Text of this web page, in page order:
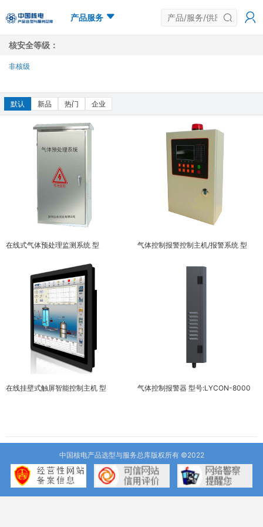
产品服务
核安全等级：
非核级
默认
新品 热门 企业
在线式气体预处理监测系统 型
气体控制报警控制主机/报警系统 型
在线挂壁式触屏智能控制主机 型
气体控制报警器 型号:LYCON-8000
中国核电产品选型与服务总库版权所有 ©2022